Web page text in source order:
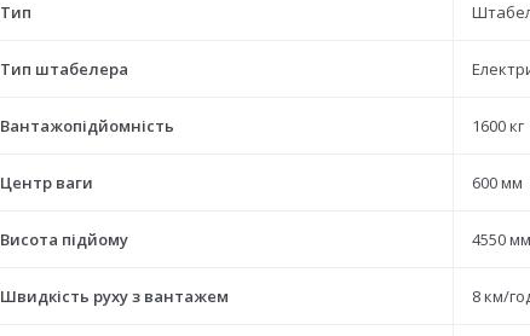
Тип
Тип штабелера
Вантажопідйомність 1600 кг
Центр ваги 600 мм
Висота підйому 4550 мм
Швидкість руху з вантажем 8 км/